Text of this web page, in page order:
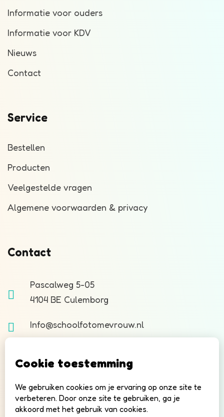
Informatie voor ouders
Informatie voor KDV
Nieuws
Contact
Service
Bestellen
Producten
Veelgestelde vragen
Algemene voorwaarden & privacy
Contact
Pascalweg 5-05
4104 BE Culemborg
Info@schoolfotomevrouw.nl
Copyright © 2026 Schoolfotomevrouw.nl |